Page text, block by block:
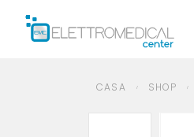
CASA SHOP